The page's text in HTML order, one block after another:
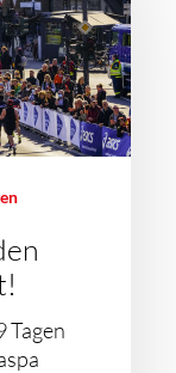
Tagen